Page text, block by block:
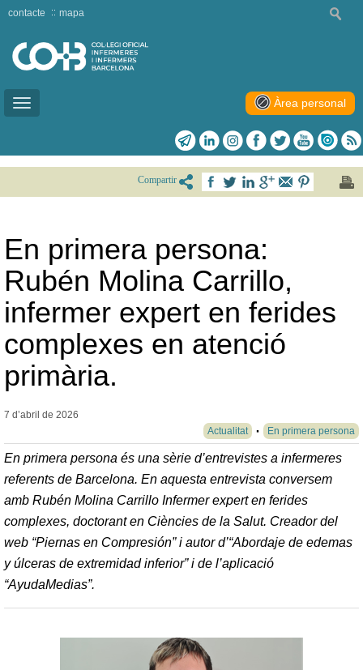
Toggle
contacte mapa
Àrea personal
Compartir
En primera persona:
Rubén Molina Carrillo,
infermer expert en ferides
complexes en atenció
primària.
7 d’abril de 2026
Actualitat
En primera persona
En primera persona és una sèrie d’entrevistes a infermeres
referents de Barcelona. En aquesta entrevista conversem
amb Rubén Molina Carrillo Infermer expert en ferides
complexes, doctorant en Ciències de la Salut. Creador del
web “Piernas en Compresión” i autor d’“Abordaje de edemas
y úlceras de extremidad inferior” i de l’aplicació
“AyudaMedias”.